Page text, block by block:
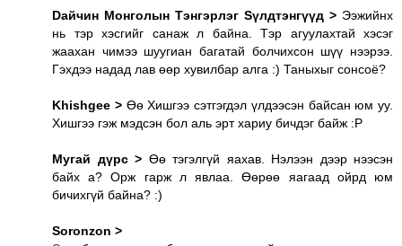
Dайчин Монголын Тэнгэрлэг Sүлдтэнгүүд > Ээжийнх
нь тэр хэсгийг санаж л байна. Тэр агуулахтай хэсэг
жаахан чимээ шуугиан багатай болчихсон шүү нээрээ.
Гэхдээ надад лав өөр хувилбар алга :) Таныхыг сонсоё?
Khishgee >Өө Хишгээ сэтгэгдэл үлдээсэн байсан юм уу.
Хишгээ гэж мэдсэн бол аль эрт хариу бичдэг байж :P
Мугай дүрс > Өө тэгэлгүй яахав. Нэлээн дээр нээсэн
байх а? Орж гарж л явлаа. Өөрөө яагаад ойрд юм
бичихгүй байна? :)
Soronzon >